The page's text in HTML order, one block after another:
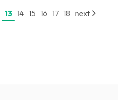
13 14 15 16 17 18 next